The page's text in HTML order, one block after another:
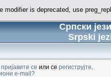
modifier is deprecated, use
Српски
Srpski
пријавите се или се региструјте
e-mail?